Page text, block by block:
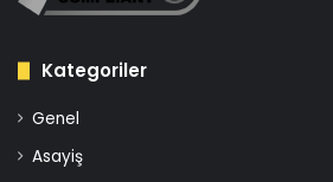
Kategoriler
Genel
Asayiş